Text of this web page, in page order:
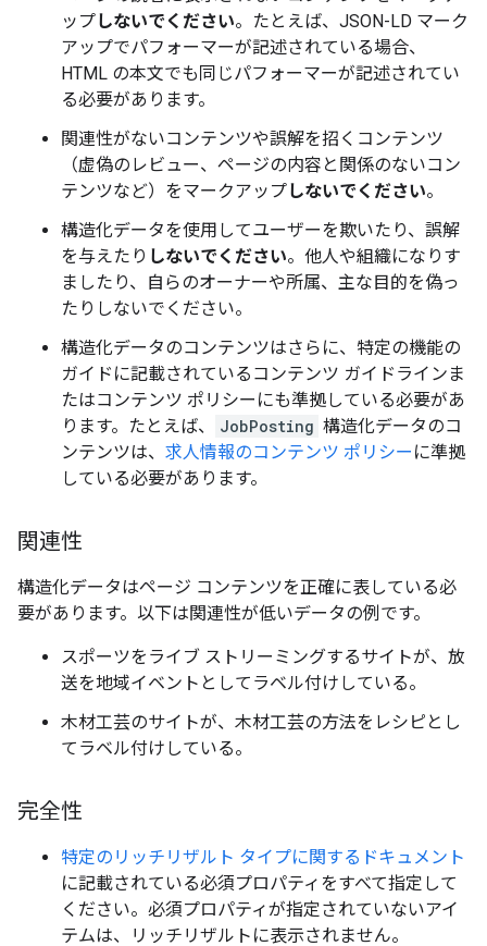
ップしないでください。たとえば、JSON-LD マーク
アップでパフォーマーが記述されている場合、
HTML の本文でも同じパフォーマーが記述されてい
る必要があります。
関連性がないコンテンツや誤解を招くコンテンツ
（虚偽のレビュー、ページの内容と関係のないコン
テンツなど）をマークアップしないでください。
構造化データを使用してユーザーを欺いたり、誤解
を与えたり しないでください。他人や組織になりす
ましたり、自らのオーナーや所属、主な目的を偽っ
たりしないでください。
構造化データのコンテンツはさらに、特定の機能の
ガイドに記載されているコンテンツ ガイドラインま
たはコンテンツ ポリシーにも準拠している必要があ
ります。たとえば、
JobPosting 構造化データのコ
ンテンツは、 求人情報のコンテンツ ポリシー に準拠
している必要があります。
関連性
構造化データはページ コンテンツを正確に表している必
要があります。以下は関連性が低いデータの例です。
スポーツをライブ ストリーミングするサイトが、放
送を地域イベントとしてラベル付けしている。
木材工芸のサイトが、木材工芸の方法をレシピとし
てラベル付けしている。
完全性
特定のリッチリザルト タイプに関するドキュメント
に記載されている必須プロパティをすべて指定して
ください。必須プロパティが指定されていないアイ
テムは、リッチリザルトに表示されません。